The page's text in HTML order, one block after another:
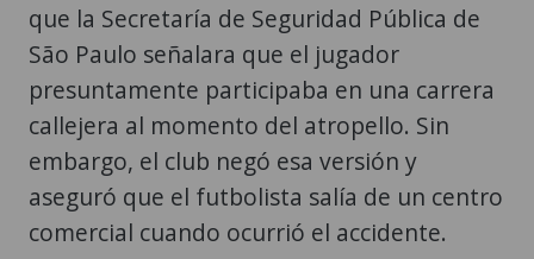
que la Secretaría de Seguridad Pública de
São Paulo señalara que el jugador
presuntamente participaba en una carrera
callejera al momento del atropello. Sin
embargo, el club negó esa versión y
aseguró que el futbolista salía de un centro
comercial cuando ocurrió el accidente.